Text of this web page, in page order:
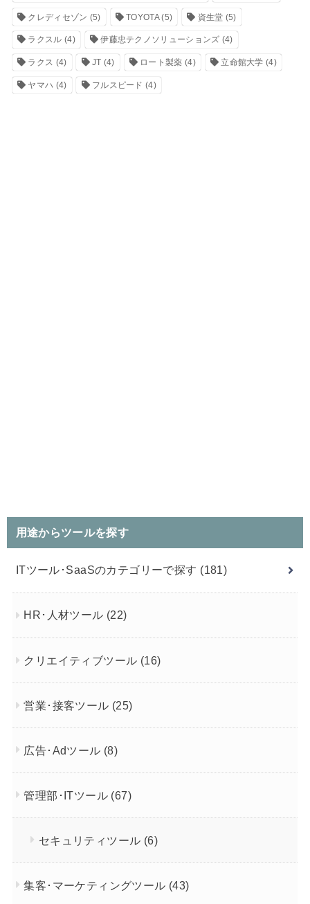
クレディセゾン (5) TOYOTA(5) 資生堂 (5)
ラクスル (4) 伊藤忠テクノソリューションズ (4)
ラクス (4) JT (4) ロート製薬 (4) 立命館大学 (4)
ヤマハ (4) フルスピード (4)
用途からツールを探す
ITツール･SaaSのカテゴリーで探す (181)
HR･人材ツール (22)
クリエイティブツール (16)
営業･接客ツール (25)
広告･Adツール (8)
管理部･ITツール (67)
セキュリティツール (6)
集客･マーケティングツール (43)